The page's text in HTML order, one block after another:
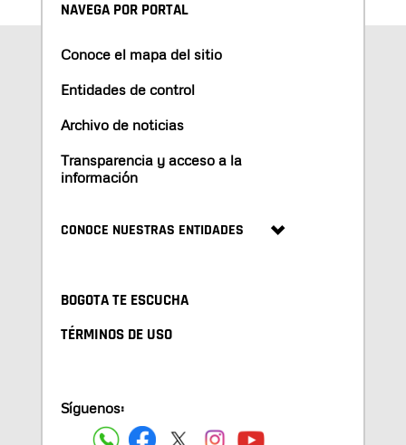
NAVEGA POR PORTAL
Conoce el mapa del sitio
Entidades de control
Archivo de noticias
Transparencia y acceso a la
información
CONOCE NUESTRAS ENTIDADES
BOGOTA TE ESCUCHA
TÉRMINOS DE USO
Síguenos: